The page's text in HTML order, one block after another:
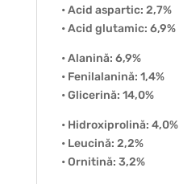
• Acid aspartic: 2,7%
• Acid glutamic: 6,9%
• Alanină: 6,9%
• Fenilalanină: 1,4%
• Glicerină: 14,0%
• Hidroxiprolină: 4,0%
• Leucină: 2,2%
• Ornitină: 3,2%